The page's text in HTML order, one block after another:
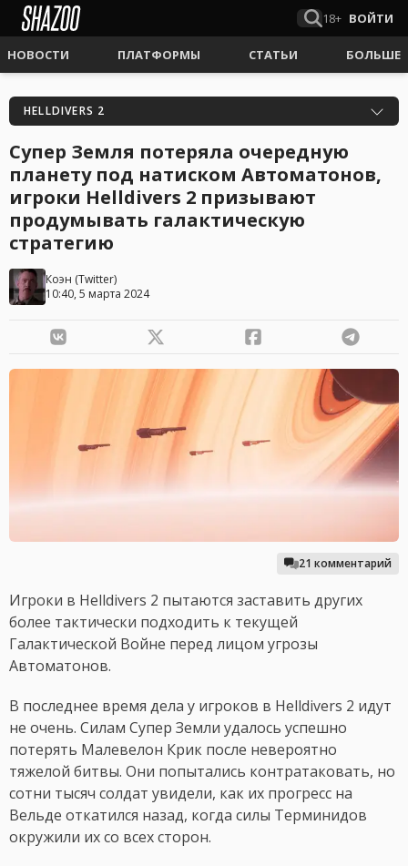
18+ ВОЙТИ
НОВОСТИ ПЛАТФОРМЫ СТАТЬИ БОЛЬШЕ
HELLDIVERS 2
Супер Земля потеряла очередную
планету под натиском Автоматонов,
игроки Helldivers 2 призывают
продумывать галактическую
стратегию
Коэн (Twitter)
10:40, 5 марта 2024
21 комментарий
Игроки в Helldivers 2 пытаются заставить других
более тактически подходить к текущей
Галактической Войне перед лицом угрозы
Автоматонов.
В последнее время дела у игроков в Helldivers 2 идут
не очень. Силам Супер Земли удалось успешно
потерять Малевелон Крик после невероятно
тяжелой битвы. Они попытались контратаковать, но
сотни тысяч солдат увидели, как их прогресс на
Вельде откатился назад, когда силы Терминидов
окружили их со всех сторон.